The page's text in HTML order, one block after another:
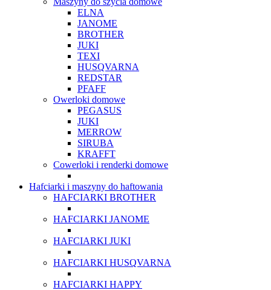
ELNA
JANOME
BROTHER
JUKI
TEXI
HUSQVARNA
REDSTAR
PFAFF
Owerloki domowe
PEGASUS
JUKI
MERROW
SIRUBA
KRAFFT
Cowerloki i renderki domowe
Hafciarki i maszyny do haftowania
HAFCIARKI BROTHER
HAFCIARKI JANOME
HAFCIARKI JUKI
HAFCIARKI HUSQVARNA
HAFCIARKI HAPPY